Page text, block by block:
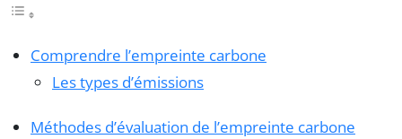
Comprendre l’empreinte carbone
Les types d’émissions
Méthodes d’évaluation de l’empreinte carbone